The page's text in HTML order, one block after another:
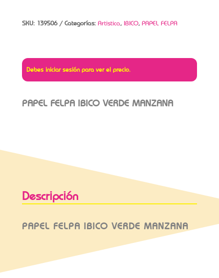
SKU: 139506 Categorías: Artistica, IBICO, PAPEL FELPA
Debes iniciar sesión para ver el precio.
PAPEL FELPA IBICO VERDE MANZANA
Descripción
PAPEL FELPA IBICO VERDE MANZANA